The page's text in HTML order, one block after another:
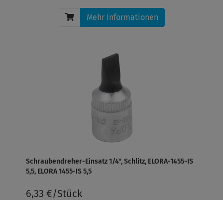
Mehr Informationen
Schraubendreher-Einsatz 1/4", Schlitz, ELORA-1455-IS
5,5, ELORA 1455-IS 5,5
6,33 €/Stück